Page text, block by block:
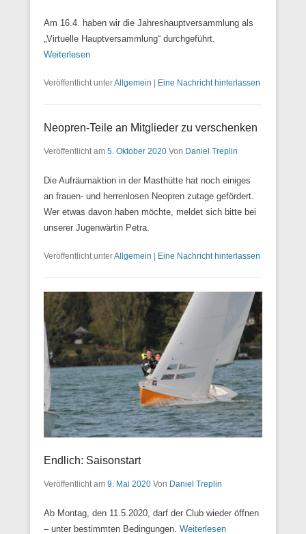
Am 16.4. haben wir die Jahreshauptversammlung als
„Virtuelle Hauptversammlung“ durchgeführt.
Weiterlesen
Veröffentlicht unterAllgemein Eine Nachricht hinterlassen
Neopren-Teile an Mitglieder zu verschenken
Veröffentlicht am 5. Oktober 2020 Von Daniel Treplin
Die Aufräumaktion in der Masthütte hat noch einiges
an frauen- und herrenlosen Neopren zutage gefördert.
Wer etwas davon haben möchte, meldet sich bitte bei
unserer Jugenwärtin Petra.
Veröffentlicht unterAllgemein Eine Nachricht hinterlassen
Endlich: Saisonstart
Veröffentlicht am 9. Mai 2020 Von Daniel Treplin
Ab Montag, den 11.5.2020, darf der Club wieder öffnen
– unter bestimmten Bedingungen. Weiterlesen